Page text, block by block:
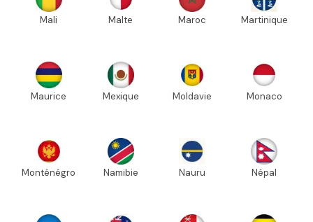
Mali Malte Maroc Martinique
Maurice Mexique Moldavie Monaco
Monténégro Namibie Nauru Népal